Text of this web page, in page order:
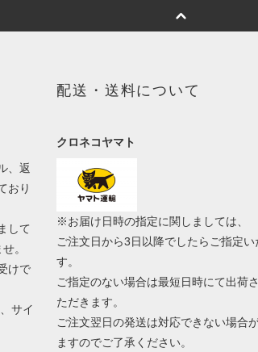
、返
おり
して
。
けで
サイ
配送・送料について
クロネコヤマト
※お届け日時の指定に関しましては、
ご注文日から3日以降でしたらご指定い
す。
ご指定のない場合は最短日時にて出荷
ただきます。
ご注文翌日の発送は対応できない場合
ますのでご了承ください。